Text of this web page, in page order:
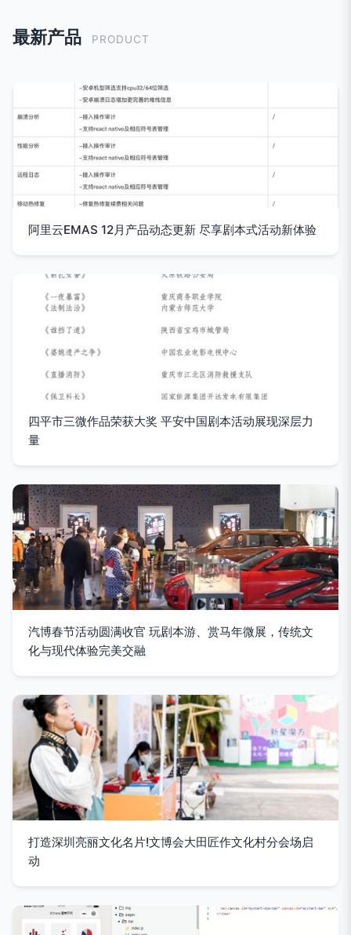
最新产品 PRODUCT
阿里云EMAS 12月产品动态更新 尽享剧本式活动新体验
四平市三微作品荣获大奖 平安中国剧本活动展现深层力
量
汽博春节活动圆满收官 玩剧本游、赏马年微展，传统文
化与现代体验完美交融
打造深圳亮丽文化名片!文博会大田匠作文化村分会场启
动